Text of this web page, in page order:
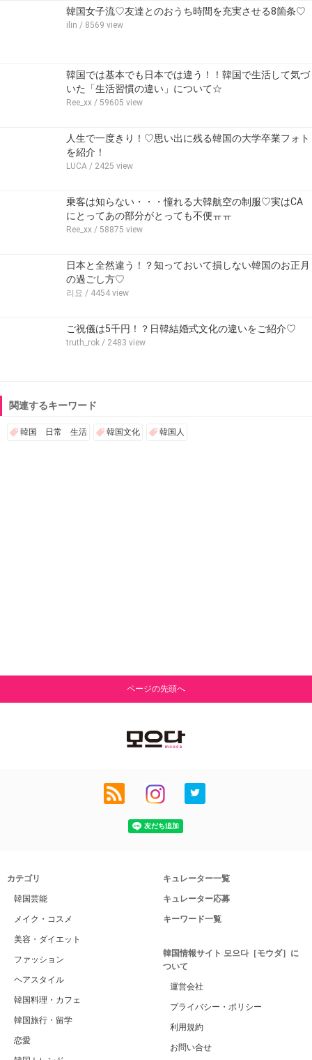
韓国女子流♡友達とのおうち時間を充実させる8箇条♡
ilin / 8569 view
韓国では基本でも日本では違う！！韓国で生活して気づ
いた「生活習慣の違い」について☆
Ree_xx / 59605 view
人生で一度きり！♡思い出に残る韓国の大学卒業フォト
を紹介！
LUCA / 2425 view
乗客は知らない・・・憧れる大韓航空の制服♡実はCA
にとってあの部分がとっても不便ㅠㅠ
Ree_xx / 58875 view
日本と全然違う！？知っておいて損しない韓国のお正月
の過ごし方♡
리요 / 4454 view
ご祝儀は5千円！？日韓結婚式文化の違いをご紹介♡
truth_rok / 2483 view
関連するキーワード
韓国 日常 生活 韓国文化 韓国人
ページの先頭へ
カテゴリ
韓国芸能
メイク・コスメ
美容・ダイエット
ファッション
ヘアスタイル
韓国料理・カフェ
韓国旅行・留学
恋愛
キュレーター一覧
キュレーター応募
キーワード一覧
韓国情報サイト 모으다［モウダ］に
ついて
運営会社
プライバシー・ポリシー
利用規約
お問い合せ